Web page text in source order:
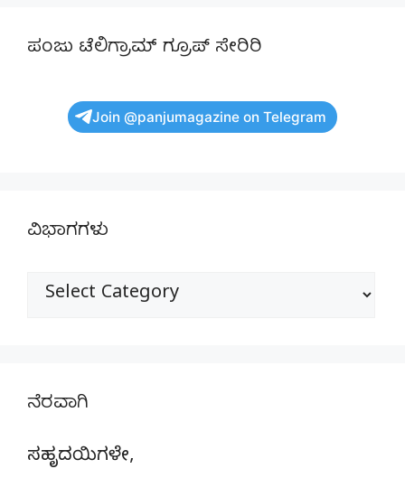
ಪಂಜು ಟೆಲಿಗ್ರಾಮ್ ಗ್ರೂಪ್ ಸೇರಿರಿ
Join @panjumagazine on Telegram
ವಿಭಾಗಗಳು
ವಿಭಾಗಗಳು
ನೆರವಾಗಿ
ಸಹೃದಯಿಗಳೇ,